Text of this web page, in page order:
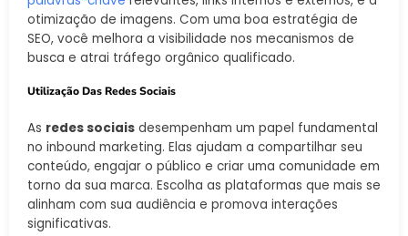
otimização de imagens. Com uma boa estratégia de
SEO, você melhora a visibilidade nos mecanismos de
busca e atrai tráfego orgânico qualificado.
Utilização Das Redes Sociais
As redes sociais desempenham um papel fundamental
no inbound marketing. Elas ajudam a compartilhar seu
conteúdo, engajar o público e criar uma comunidade em
torno da sua marca. Escolha as plataformas que mais se
alinham com sua audiência e promova interações
significativas.